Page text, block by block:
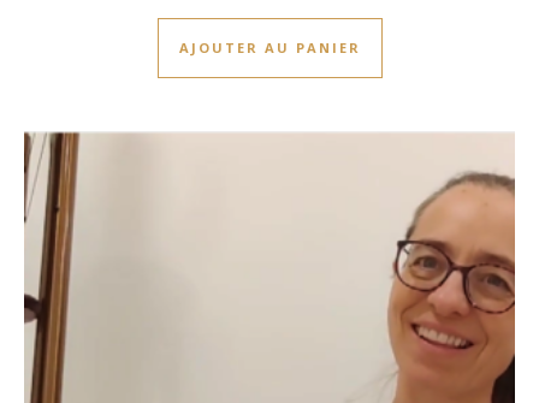
AJOUTER AU PANIER